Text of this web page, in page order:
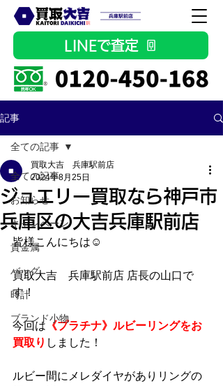
LINEで査定
記事
全ての記事
お知らせ
キャンペーン
貴金属
バッグ
時計
ブランド小物
全ての記事
ジュエリー買取なら神戸市
兵庫区の大吉兵庫駅前店
買取大吉 兵庫駅前店
2024年8月25日
皆様こんにちは☺
買取大吉　兵庫駅前店 店長の山口で
す！
今回は 《プラチナ》ルビーリングをお
買取り しました！
ルビー間にメレダイヤがありリングの